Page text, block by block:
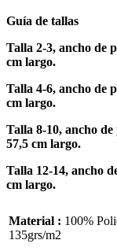
Guía de tallas
Talla 2-3, ancho de
cm largo.
Talla 4-6, ancho de
cm largo.
Talla 8-10, ancho
57,5 cm largo.
Talla 12-14, ancho
cm largo.
Material : 100%
135grs/m2